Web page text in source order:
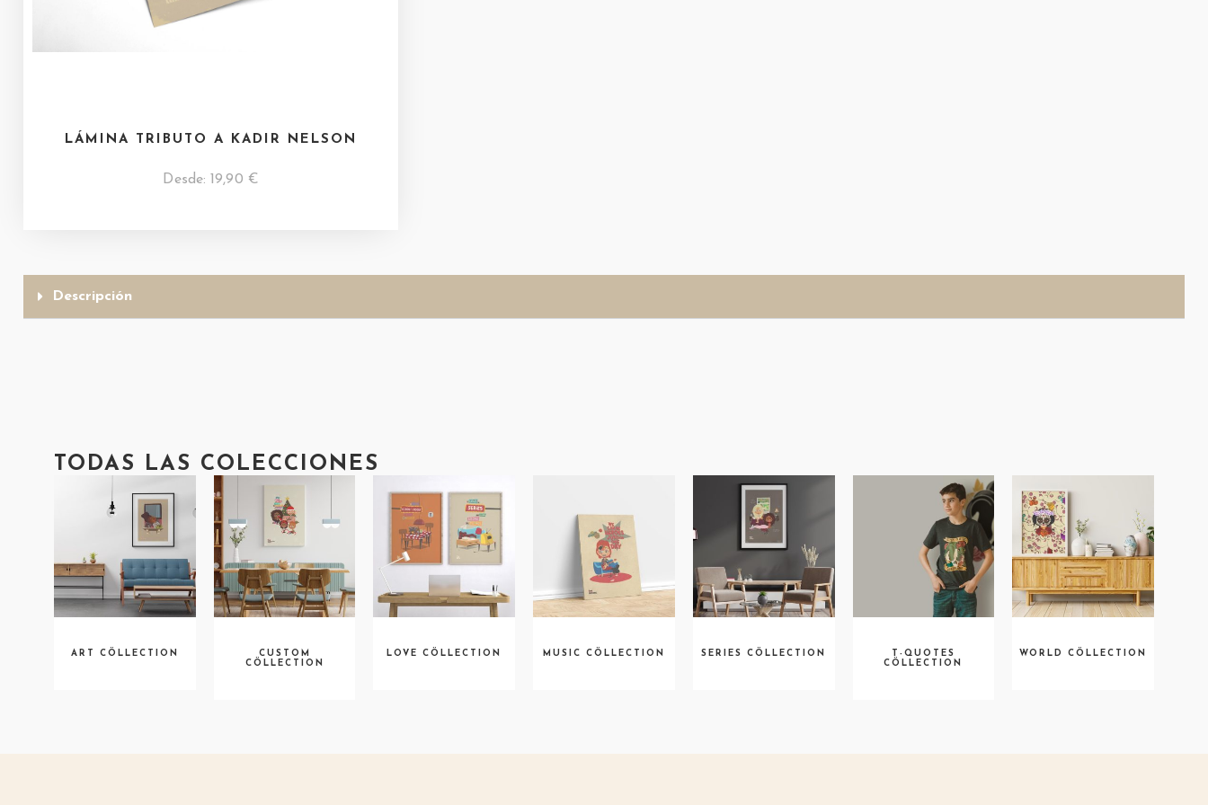
LÁMINA TRIBUTO A KADIR NELSON
Desde: 19,90 €
Descripción
TODAS LAS COLECCIONES
ART CÖLLECTION
CUSTOM
CÖLLECTION
LOVE CÖLLECTION MUSIC CÖLLECTION SERIES CÖLLECTION
T-QUOTES
CÖLLECTION
WORLD CÖLLECTION